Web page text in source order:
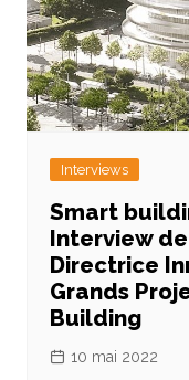
Interviews
Smart
Interview
Directrice
Grands
Building
10 mai 2022